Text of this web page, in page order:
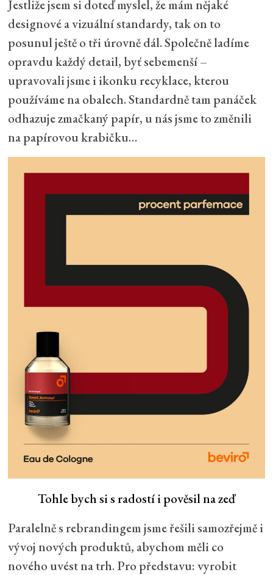
Jestliže jsem si doteď myslel, že mám nějaké
designové a vizuální standardy, tak on to
posunul ještě o tři úrovně dál. Společně ladíme
opravdu každý detail, byť sebemenší –
upravovali jsme i ikonku recyklace, kterou
používáme na obalech. Standardně tam panáček
odhazuje zmačkaný papír, u nás jsme to změnili
na papírovou krabičku…
Tohle bych si s radostí i pověsil na zeď
Paralelně s rebrandingem jsme řešili samozřejmě i
vývoj nových produktů, abychom měli co
nového uvést na trh. Pro představu: vyrobit